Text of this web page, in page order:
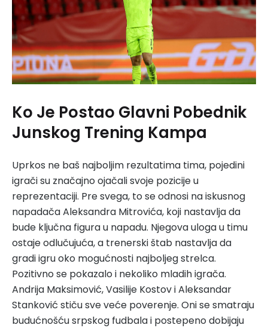
Ko Je Postao Glavni Pobednik
Junskog Trening Kampa
Uprkos ne baš najboljim rezultatima tima, pojedini
igrači su značajno ojačali svoje pozicije u
reprezentaciji. Pre svega, to se odnosi na iskusnog
napadača Aleksandra Mitrovića, koji nastavlja da
bude ključna figura u napadu. Njegova uloga u timu
ostaje odlučujuća, a trenerski štab nastavlja da
gradi igru oko mogućnosti najboljeg strelca.
Pozitivno se pokazalo i nekoliko mladih igrača.
Andrija Maksimović, Vasilije Kostov i Aleksandar
Stanković stiču sve veće poverenje. Oni se smatraju
budućnošću srpskog fudbala i postepeno dobijaju